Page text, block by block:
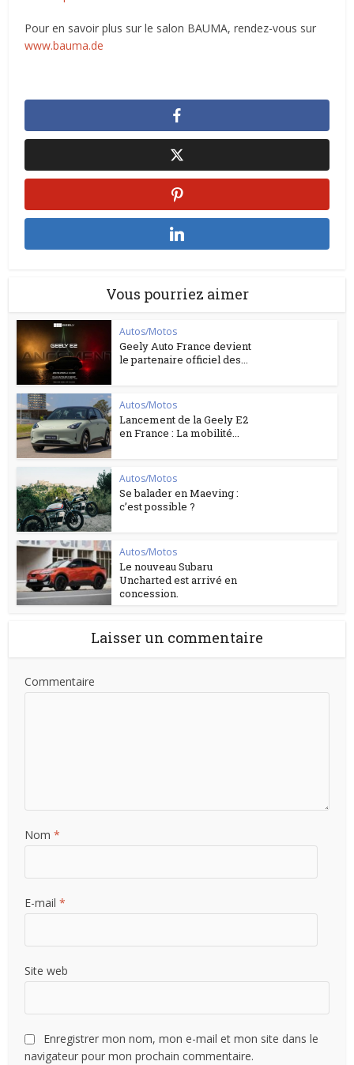
Pour en savoir plus sur le salon BAUMA, rendez-vous sur
www.bauma.de
Vous pourriez aimer
Autos/Motos
Geely Auto France devient
le partenaire officiel des...
Autos/Motos
Lancement de la Geely E2
en France : La mobilité...
Autos/Motos
Se balader en Maeving :
c’est possible ?
Autos/Motos
Le nouveau Subaru
Uncharted est arrivé en
concession.
Laisser un commentaire
Commentaire
Nom*
E-mail*
Site web
Enregistrer mon nom, mon e-mail et mon site dans le
navigateur pour mon prochain commentaire.